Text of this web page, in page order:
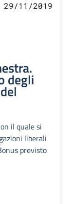
29/11/2019
degli
il quale si
liberali
previsto